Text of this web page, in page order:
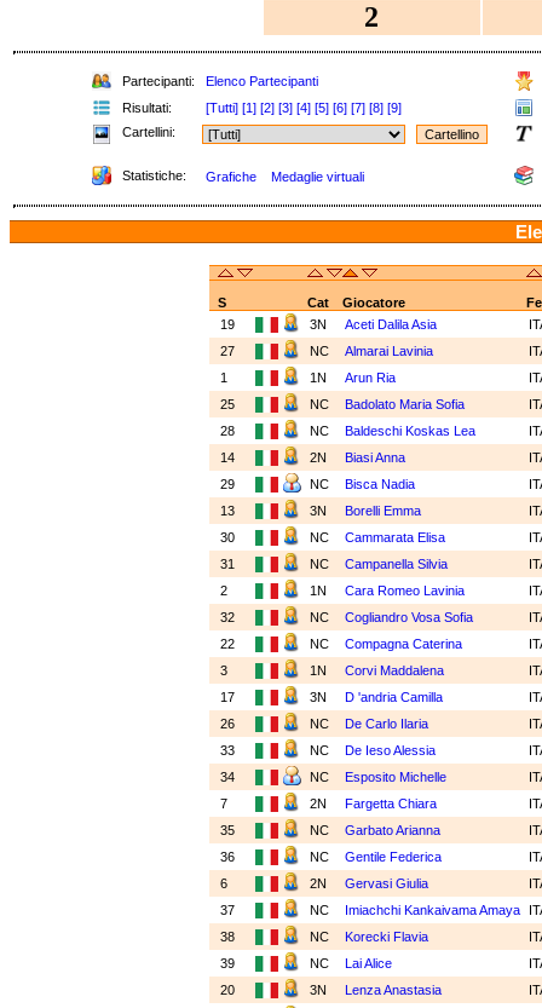
2
Partecipanti: Elenco Partecipanti
Risultati:
[Tutti] [1] [2] [3] [4] [5] [6] [7] [8] [9]
Cartellini:
Statistiche: Grafiche Medaglie virtuali
S Cat Giocatore
19
3N Aceti Dalila Asia
27
NC Almarai Lavinia
1
1N Arun Ria
25
NC Badolato Maria Sofia
28
NC Baldeschi Koskas Lea
14
2N Biasi Anna
29
NC Bisca Nadia
13
3N Borelli Emma
30
NC Cammarata Elisa
31
NC Campanella Silvia
2
1N Cara Romeo Lavinia
32
NC Cogliandro Vosa Sofia
22
NC Compagna Caterina
3
1N Corvi Maddalena
17
3N D 'andria Camilla
26
NC De Carlo Ilaria
33
NC De Ieso Alessia
34
NC Esposito Michelle
7
2N Fargetta Chiara
35
NC Garbato Arianna
36
NC Gentile Federica
6
2N Gervasi Giulia
37
NC Imiachchi Kankaivama Amaya
38
NC Korecki Flavia
39
NC Lai Alice
20
3N Lenza Anastasia